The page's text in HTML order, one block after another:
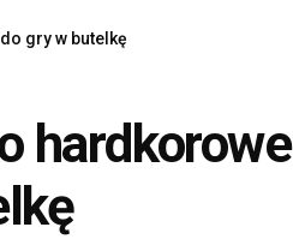
gry w butelkę
hardkorowe